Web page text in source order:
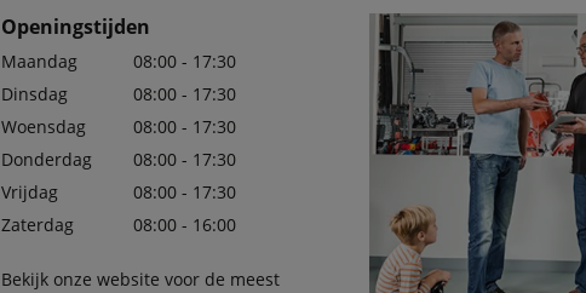
Openingstijden
Maandag
08:00 - 17:30
Dinsdag
08:00 - 17:30
Woensdag
08:00 - 17:30
Donderdag
08:00 - 17:30
Vrijdag
08:00 - 17:30
Zaterdag
08:00 - 16:00
Bekijk onze website voor de meest